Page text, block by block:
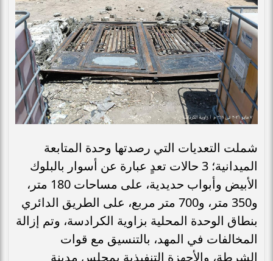
شملت التعديات التي رصدتها وحدة المتابعة
الميدانية؛ 3 حالات تعدٍ عبارة عن أسوار بالبلوك
الأبيض وأبواب حديدية، على مساحات 180 متر،
و350 متر، و700 متر مربع، على الطريق الدائري
بنطاق الوحدة المحلية بزاوية الكرادسة، وتم إزالة
المخالفات في المهد، بالتنسيق مع قوات
الشرطة، والأجهزة التنفيذية بمجلس مدينة